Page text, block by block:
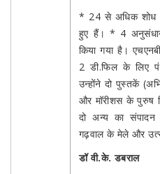
* 24 से अधिक शोध
हुए हैं। * 4 अनुसंधान
किया गया है।
2 डी.फिल के लिए
उन्होंने दो पुस्तकें
और मॉरीशस के पुरुष
दो अन्य का
गढ़वाल के मेले और
डॉ वी.के. डबराल